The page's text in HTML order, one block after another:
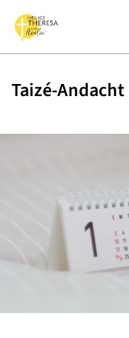
Taizé-Andacht